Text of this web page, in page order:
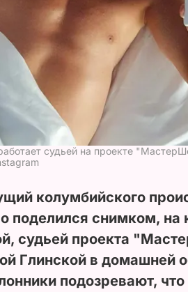
судьей на проекте
колумбийского
поделился снимком, на
судьей проекта
Глинской в домашней
подозревают,